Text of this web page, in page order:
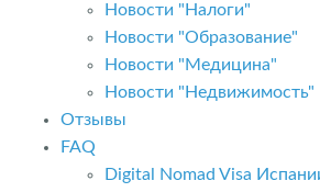
Новости "Налоги"
Новости "Образование"
Новости "Медицина"
Новости "Недвижимость"
Отзывы
FAQ
Digital Nomad Visa